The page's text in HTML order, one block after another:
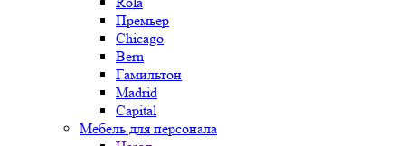
Премьер
Chicago
Bern
Гамильтон
Madrid
Capital
Мебель для персонала